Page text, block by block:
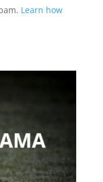
Learn how